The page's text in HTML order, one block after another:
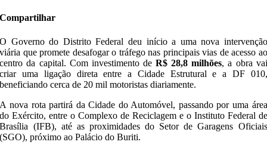
Compartilhar
O Governo do Distrito Federal deu início a uma nova intervenção
viária que promete desafogar o tráfego nas principais vias de acesso ao
centro da capital. Com investimento deR$ 28,8 milhões, a obra vai
criar uma ligação direta entre a Cidade Estrutural e a DF 010,
beneficiando cerca de 20 mil motoristas diariamente.
A nova rota partirá da Cidade do Automóvel, passando por uma área
do Exército, entre o Complexo de Reciclagem e o Instituto Federal de
Brasília (IFB), até as proximidades do Setor de Garagens Oficiais
(SGO), próximo ao Palácio do Buriti.